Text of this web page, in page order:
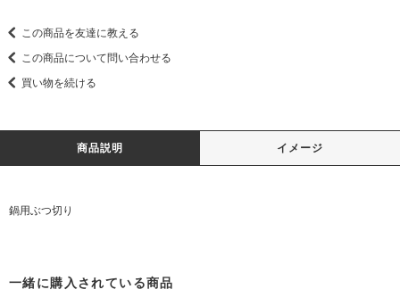
この商品を友達に教える
この商品について問い合わせる
買い物を続ける
商品説明 イメージ
鍋用ぶつ切り
一緒に購入されている商品